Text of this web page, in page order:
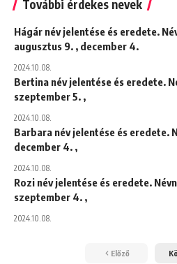
További érdekes nevek
Hágár név jelentése és eredete.
augusztus 9. , december 4.
2024.10.08.
Bertina név jelentése és eredete.
szeptember 5. ,
2024.10.08.
Barbara név jelentése és eredete.
december 4. ,
2024.10.08.
Rozi név jelentése és eredete.
szeptember 4. ,
2024.10.08.
Előző